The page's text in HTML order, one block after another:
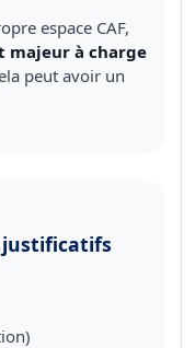
espace CAF,
majeur à charge
peut avoir un
justificatifs